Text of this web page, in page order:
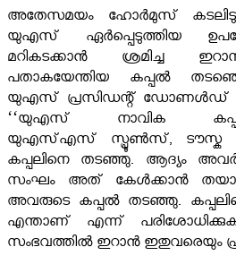
അതേസമയം ഹോർമുസ്
യുഎസ് ഏർപ്പെടുത്തിയ
മറികടക്കാൻ ശ്രമിച്ച
പതാകയേന്തിയ കപ്പൽ
യുഎസ് പ്രസിഡന്റ് ഡോണൾഡ്
‘‘യുഎസ് നാവിക
യുഎസ്എസ് സ്പ്രൂൺസ്, ടൗസ്ക
കപ്പലിനെ തടഞ്ഞു. ആദ്യം
സംഘം അത് കേൾക്കാൻ
അവരുടെ കപ്പൽ തടഞ്ഞു.
എന്താണ് എന്ന്
സംഭവത്തിൽ ഇറാൻ ഇതുവരെയും